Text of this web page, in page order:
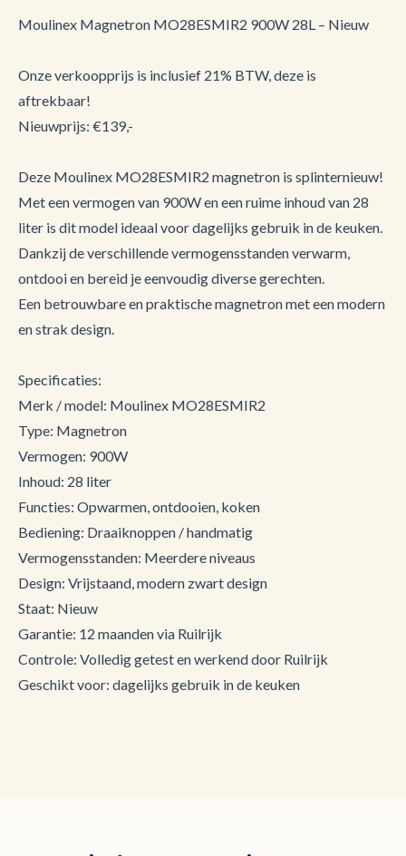
Moulinex Magnetron MO28ESMIR2 900W 28L – Nieuw
Onze verkoopprijs is inclusief 21% BTW, deze is
aftrekbaar!
Nieuwprijs: €139,-
Deze Moulinex MO28ESMIR2 magnetron is splinternieuw!
Met een vermogen van 900W en een ruime inhoud van 28
liter is dit model ideaal voor dagelijks gebruik in de keuken.
Dankzij de verschillende vermogensstanden verwarm,
ontdooi en bereid je eenvoudig diverse gerechten.
Een betrouwbare en praktische magnetron met een modern
en strak design.
Specificaties:
Merk / model: Moulinex MO28ESMIR2
Type: Magnetron
Vermogen: 900W
Inhoud: 28 liter
Functies: Opwarmen, ontdooien, koken
Bediening: Draaiknoppen / handmatig
Vermogensstanden: Meerdere niveaus
Design: Vrijstaand, modern zwart design
Staat: Nieuw
Garantie: 12 maanden via Ruilrijk
Controle: Volledig getest en werkend door Ruilrijk
Geschikt voor: dagelijks gebruik in de keuken